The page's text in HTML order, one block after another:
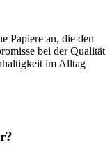
Papiere an, die den
bei der Qualität
im Alltag